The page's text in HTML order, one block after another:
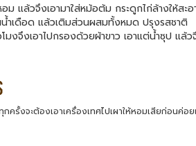
อม แล้วจึงเอามาใส่หม้อต้ม กระดูกไก่ล้างให้ส
ำเดือด แล้วเติมส่วนผสมทั้งหมด ปรุงรสชาติ
งจึงเอาไปกรองด้วยผ้าขาว เอาแต่น้ำซุป แล้
ครั้งจะต้องเอาเครื่องเทศไปเผาให้หอมเสียก่อนค่อ